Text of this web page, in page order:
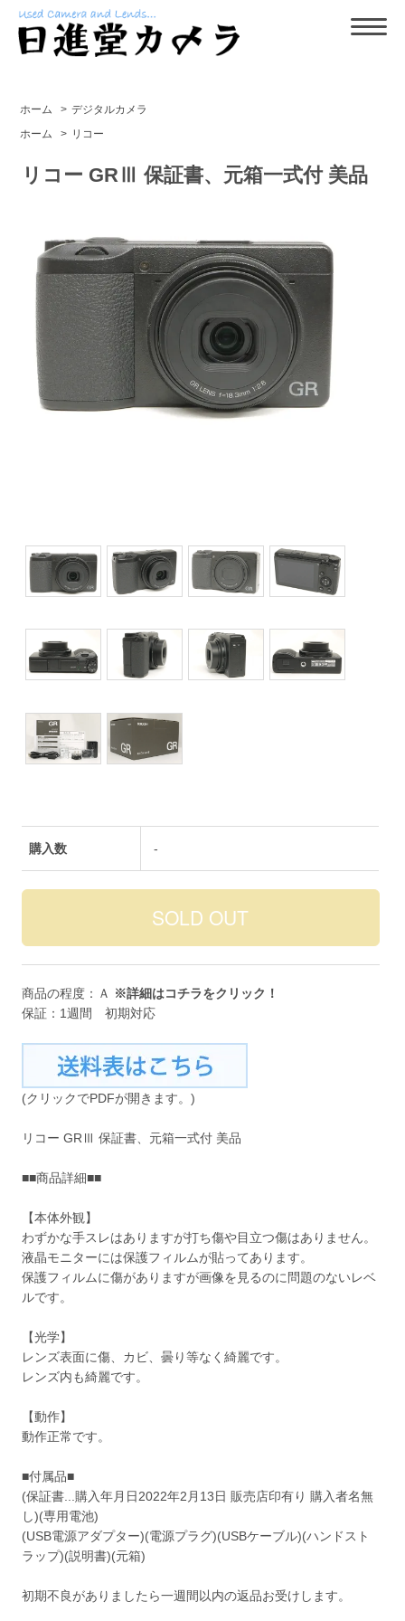
ホーム > デジタルカメラ
ホーム
> リコー
リコー GRⅢ 保証書、元箱一式付 美品
購入数 -
商品の程度：Ａ ※詳細はコチラをクリック！
保証：1週間 初期対応
(クリックでPDFが開きます。)
リコー GRⅢ 保証書、元箱一式付 美品
■■商品詳細■■
【本体外観】
わずかな手スレはありますが打ち傷や目立つ傷はありません。
液晶モニターには保護フィルムが貼ってあります。
保護フィルムに傷がありますが画像を見るのに問題のないレベ
ルです。
【光学】
レンズ表面に傷、カビ、曇り等なく綺麗です。
レンズ内も綺麗です。
【動作】
動作正常です。
■付属品■
(保証書...購入年月日2022年2月13日 販売店印有り 購入者名無
し)(専用電池)
(USB電源アダプター)(電源プラグ)(USBケーブル)(ハンドスト
ラップ)(説明書)(元箱)
初期不良がありましたら一週間以内の返品お受けします。